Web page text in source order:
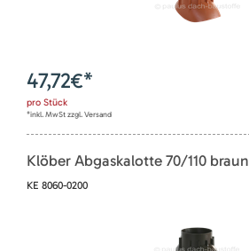
47,72€*
pro Stück
*inkl. MwSt zzgl. Versand
Klöber Abgaskalotte 70/110 braun
KE 8060-0200